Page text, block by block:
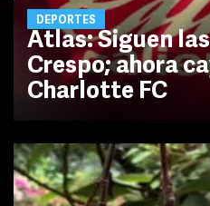
DEPORTES
Atlas: Siguen
Crespo; ahora
Charlotte FC